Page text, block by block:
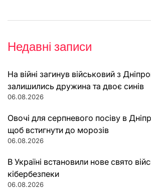
Недавні записи
На війні загинув військовий з
залишились дружина та двоє синів
06.08.2026
Овочі для серпневого посіву в
щоб встигнути до морозів
06.08.2026
В Україні встановили нове свято
кібербезпеки
06.08.2026